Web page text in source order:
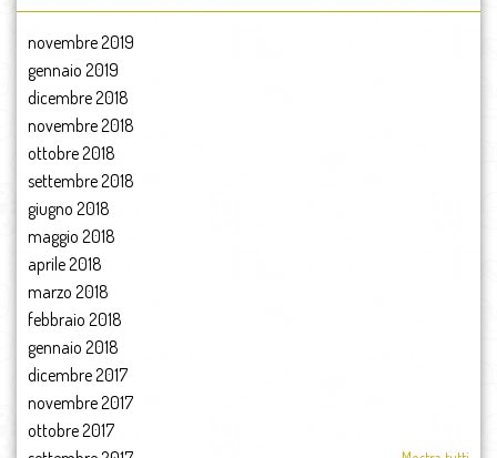
novembre 2019
gennaio 2019
dicembre 2018
novembre 2018
ottobre 2018
settembre 2018
giugno 2018
maggio 2018
aprile 2018
marzo 2018
febbraio 2018
gennaio 2018
dicembre 2017
novembre 2017
ottobre 2017